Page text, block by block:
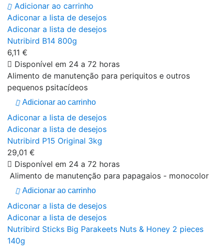
Adicionar ao carrinho
Adiconar a lista de desejos
Adiconar a lista de desejos
Nutribird B14 800g
6,11 €
Disponível em 24 a 72 horas
Alimento de manutenção para periquitos e outros
pequenos psitacídeos
Adicionar ao carrinho
Adiconar a lista de desejos
Adiconar a lista de desejos
Nutribird P15 Original 3kg
29,01 €
Disponível em 24 a 72 horas
Alimento de manutenção para papagaios - monocolor
Adicionar ao carrinho
Adiconar a lista de desejos
Adiconar a lista de desejos
Nutribird Sticks Big Parakeets Nuts & Honey 2 pieces
140g